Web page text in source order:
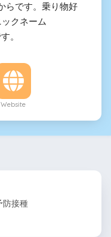
らです。乗り物好
クネーム
。
Website
防接種